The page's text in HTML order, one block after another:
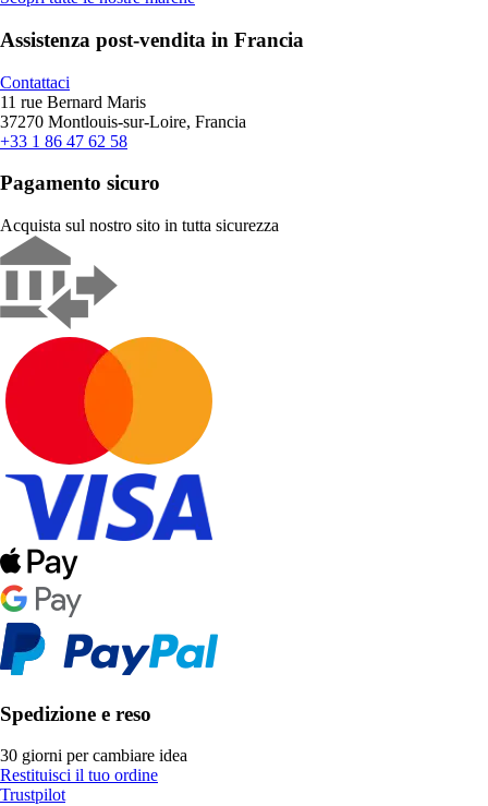
Assistenza post-vendita in Francia
Contattaci
11 rue Bernard Maris
37270 Montlouis-sur-Loire, Francia
+33 1 86 47 62 58
Pagamento sicuro
Acquista sul nostro sito in tutta sicurezza
Spedizione e reso
30 giorni per cambiare idea
Restituisci il tuo ordine
Trustpilot